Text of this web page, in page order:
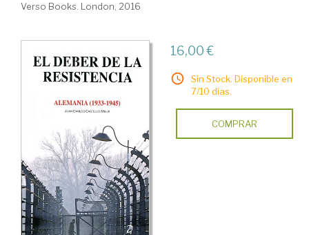
Verso Books. London, 2016
16,00 €
Sin Stock. Disponible en
7/10 días.
COMPRAR